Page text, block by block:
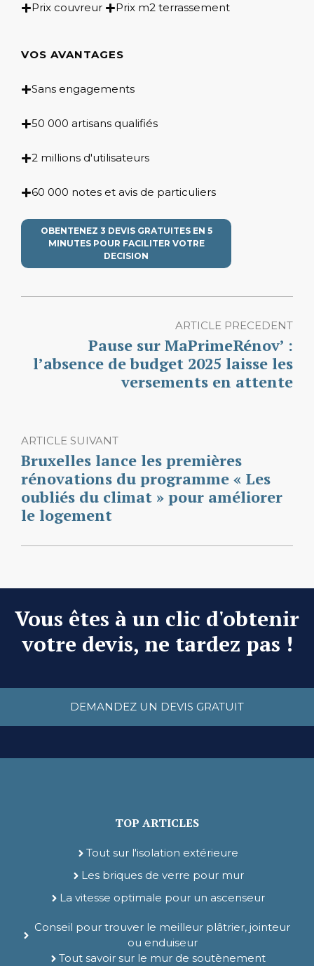
Prix couvreur
Prix m2 terrassement
VOS AVANTAGES
Sans engagements
50 000 artisans qualifiés
2 millions d'utilisateurs
60 000 notes et avis de particuliers
OBENTENEZ 3 DEVIS GRATUITES EN 5
MINUTES POUR FACILITER VOTRE
DECISION
ARTICLE PRECEDENT
Pause sur MaPrimeRénov’ :
l’absence de budget 2025 laisse les
versements en attente
ARTICLE SUIVANT
Bruxelles lance les premières
rénovations du programme « Les
oubliés du climat » pour améliorer
le logement
Vous êtes à un clic d'obtenir
votre devis, ne tardez pas !
DEMANDEZ UN DEVIS GRATUIT
TOP ARTICLES
Tout sur l'isolation extérieure
Les briques de verre pour mur
La vitesse optimale pour un ascenseur
Conseil pour trouver le meilleur plâtrier, jointeur
ou enduiseur
Tout savoir sur le mur de soutènement